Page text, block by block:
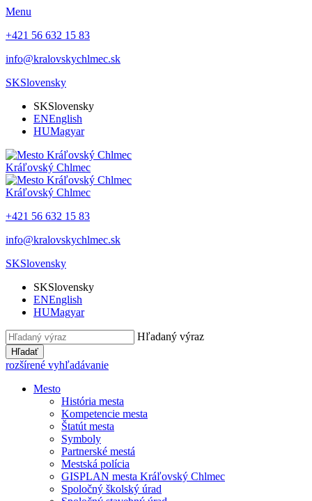
Menu
+421 56 632 15 83
info@kralovskychlmec.sk
SKSlovensky
SKSlovensky
ENEnglish
HUMagyar
Kráľovský Chlmec
Kráľovský Chlmec
+421 56 632 15 83
info@kralovskychlmec.sk
SKSlovensky
SKSlovensky
ENEnglish
HUMagyar
Hľadaný výraz
Hľadať
rozšírené vyhľadávanie
Mesto
História mesta
Kompetencie mesta
Štatút mesta
Symboly
Partnerské mestá
Mestská polícia
GISPLAN mesta Kráľovský Chlmec
Spoločný školský úrad